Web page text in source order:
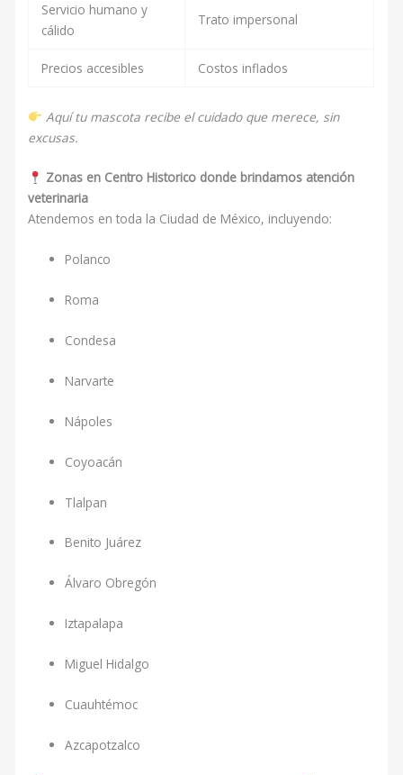
Servicio humano y
cálido
Trato impersonal
Precios accesibles Costos inflados
Aquí tu mascota recibe el cuidado que merece, sin
excusas.
Zonas en Centro Historico donde brindamos atención
veterinaria
Atendemos en toda la Ciudad de México, incluyendo:
Polanco
Roma
Condesa
Narvarte
Nápoles
Coyoacán
Tlalpan
Benito Juárez
Álvaro Obregón
Iztapalapa
Miguel Hidalgo
Cuauhtémoc
Azcapotzalco